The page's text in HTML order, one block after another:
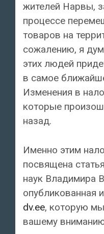
жителей Нарвы,
процессе
товаров на
сожалению, я
этих людей
в самое
Изменения в
которые
назад.
Именно этим
посвящена
наук Владимира
опубликованная
dv.ee, которую
вашему